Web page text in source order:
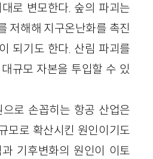
로 변모한다. 숲의 파괴는
저해해 지구온난화를 촉진
되기도 한다. 산림 파괴를
규모 자본을 투입할 수 있
로 손꼽히는 항공 산업은
모로 확산시킨 원인이기도
기후변화의 원인이 이토